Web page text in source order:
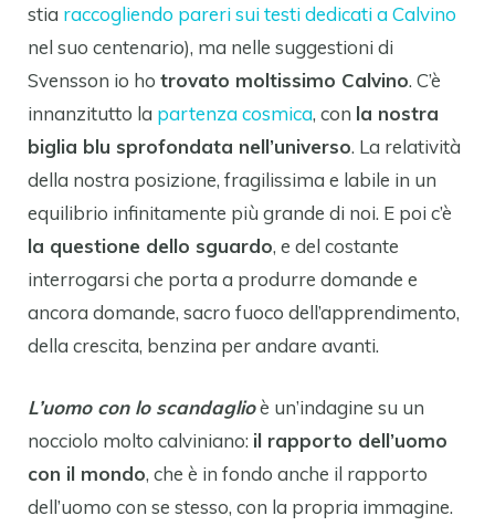
stia raccogliendo pareri sui testi dedicati a Calvino
nel suo centenario), ma nelle suggestioni di
Svensson io ho trovato moltissimo Calvino. C’è
innanzitutto la partenza cosmica, con la nostra
biglia blu sprofondata nell’universo. La relatività
della nostra posizione, fragilissima e labile in un
equilibrio infinitamente più grande di noi. E poi c’è
la questione dello sguardo, e del costante
interrogarsi che porta a produrre domande e
ancora domande, sacro fuoco dell’apprendimento,
della crescita, benzina per andare avanti.
L’uomo con lo scandaglioè un’indagine su un
nocciolo molto calviniano: il rapporto dell’uomo
con il mondo, che è in fondo anche il rapporto
dell’uomo con se stesso, con la propria immagine.